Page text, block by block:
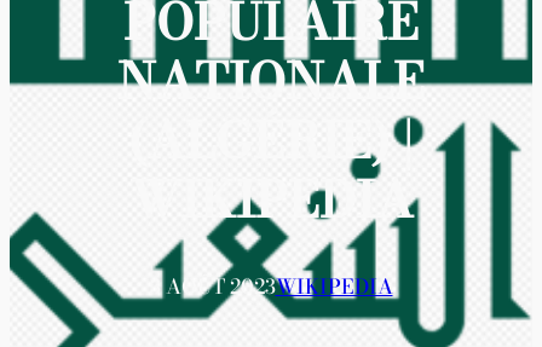
POPULAIRE
NATIONALE
(ALGÉRIE) |
WIKIPEDIA
3 AOÛT 2023WIKIPEDIA